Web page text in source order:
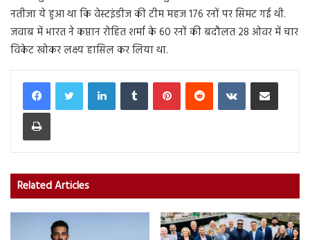
नतीजा ये हुआ था कि वेस्टइंडीज की टीम महज 176 रनों पर सिमट गई थी.
जवाब में भारत ने कप्तान रोहित शर्मा के 60 रनों की बदौलत 28 ओवर में चार
विकेट खोकर लक्ष्य हासिल कर लिया था.
LinkedInTumblr PinterestReddit VKontakteShare via Email
Print
Related Articles